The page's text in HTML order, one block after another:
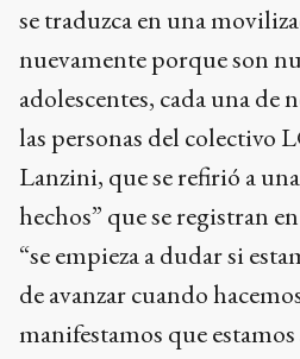
se traduzca en una
nuevamente porque son
adolescentes, cada una de
las personas del colectivo
Lanzini, que se refirió a
hechos” que se registran
“se empieza a dudar si
de avanzar cuando
manifestamos que